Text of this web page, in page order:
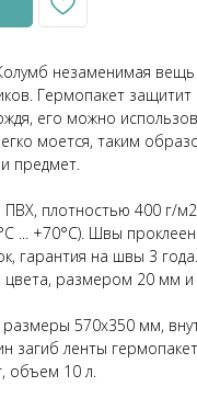
незаменимая
Гермопакет
его можно
моется, таким
предмет.
ПВХ, плотностью 400 г/
... +70°С). Швы
гарантия на швы 3
размером 20 мм и
570х350 мм,
загиб ленты
объем 10 л.